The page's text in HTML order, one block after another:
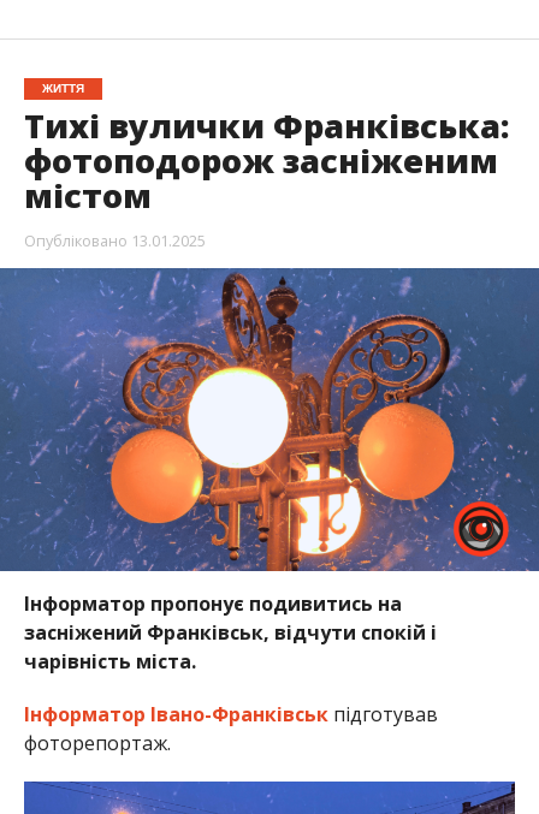
ЖИТТЯ
Тихі вулички Франківська:
фотоподорож засніженим
містом
Опубліковано 13.01.2025
Інформатор пропонує подивитись на
засніжений Франківськ, відчути спокій і
чарівність міста.
Інформатор Івано-Франківськпідготував
фоторепортаж.